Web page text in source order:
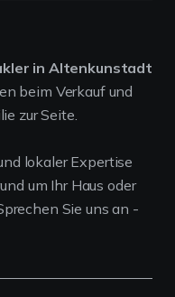
in Altenkunstadt
beim Verkauf und
zur Seite.
lokaler Expertise
um Ihr Haus oder
Sie uns an -